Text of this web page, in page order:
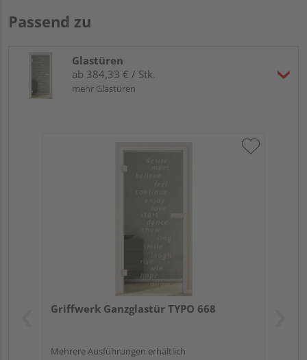
Passend zu
Glastüren
ab 384,33 € / Stk.
mehr Glastüren
Griffwerk Ganzglastür TYPO 668
Mehrere Ausführungen erhältlich